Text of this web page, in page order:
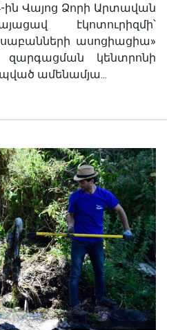
ին Վայոց Ձորի Արտավան
էկոտուրիզմի՝
ասոցիացիա»
կենտրոնի
ամենամյա...